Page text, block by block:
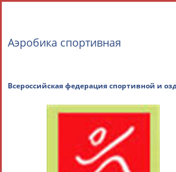
Всероссийские спортивные
Аэробика спортивная
Всероссийская федерация